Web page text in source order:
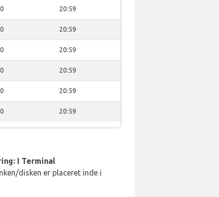
20:59
20:59
20:59
20:59
20:59
20:59
I Terminal
disken er placeret inde i